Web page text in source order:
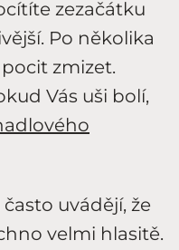
zezačátku
Po několika
zmizet.
Vás uši bolí,
uvádějí, že
velmi hlasitě.